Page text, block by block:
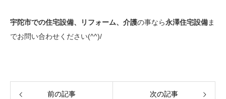
宇陀市での住宅設備、リフォーム、介護の事なら永澤住宅設備ま
でお問い合わせください(^^)/
前の記事 次の記事